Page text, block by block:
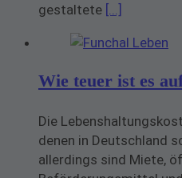
gestaltete [...]
Wie teuer ist es
Die
denen in Deutschland
allerdings sind Miete,